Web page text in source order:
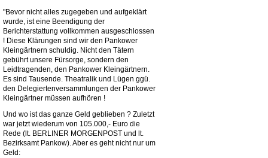
"Bevor nicht alles zugegeben und aufgeklärt
wurde, ist eine Beendigung der
Berichterstattung vollkommen ausgeschlossen
! Diese Klärungen sind wir den Pankower
Kleingärtnern schuldig. Nicht den Tätern
gebührt unsere Fürsorge, sondern den
Leidtragenden, den Pankower Kleingärtnern.
Es sind Tausende. Theatralik und Lügen ggü.
den Delegiertenversammlungen der Pankower
Kleingärtner müssen aufhören !
Und wo ist das ganze Geld geblieben ? Zuletzt
war jetzt wiederum von 105.000,- Euro die
Rede (lt. BERLINER MORGENPOST und lt.
Bezirksamt Pankow). Aber es geht nicht nur um
Geld: